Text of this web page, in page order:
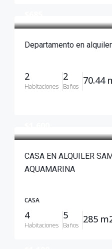
Departamento en
2
Habitaciones
2
Baños
70.44
CASA EN ALQUILER
AQUAMARINA
CASA
4
Habitaciones
5
Baños
285